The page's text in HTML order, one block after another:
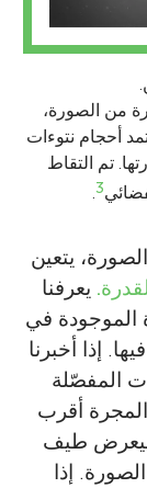
من الصورة،
أحجام نتوءات
تم التقاط
3
.
يتعين
يعرفنا
الموجودة في
إذا أخبرنا
المفصّلة
أقرب
فسيعرض طيف
إذا